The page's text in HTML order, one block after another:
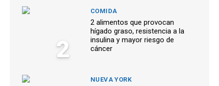
2
COMIDA
2 alimentos que provocan
hígado graso, resistencia a la
insulina y mayor riesgo de
cáncer
NUEVA YORK